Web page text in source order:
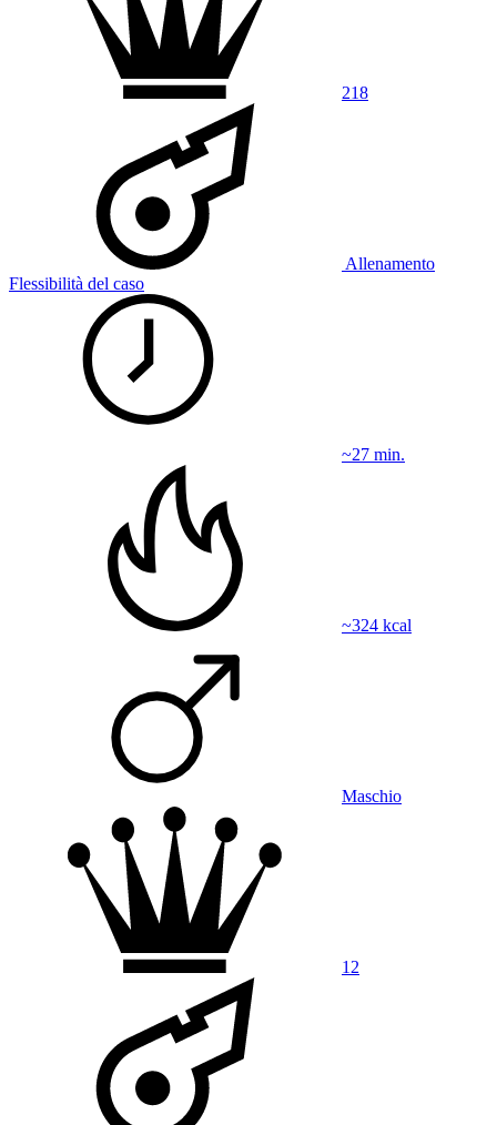
218
Allenamento
Flessibilità del caso
~27 min.
~324 kcal
Maschio
12